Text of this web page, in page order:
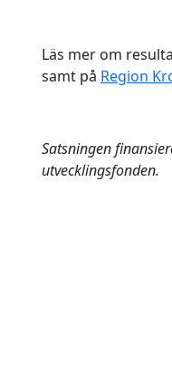
Läs mer om
samt på Region
Satsningen
utvecklingsfonden.